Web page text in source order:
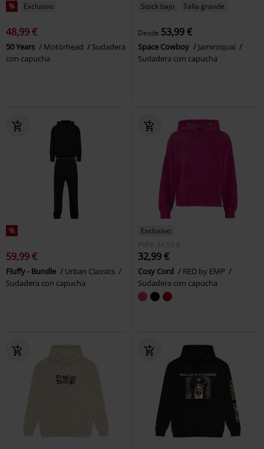
% Exclusivo
48,99 €
50 Years Motörhead
Sudadera
con capucha
Stock bajo Talla grande
Desde 53,99 €
Space Cowboy
Jamiroquai
Sudadera con capucha
%
59,99 €
Fluffy - Bundle
Urban Classics
Sudadera con capucha
Exclusivo
PVPR 34,99 €
32,99 €
Cosy Cord
RED by EMP
Sudadera con capucha